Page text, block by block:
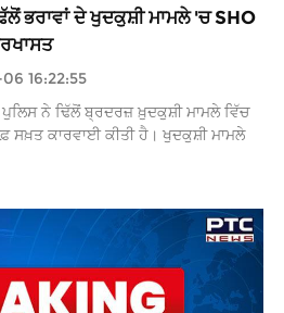
ਭਰਾਵਾਂ ਦੇ ਖੁਦਕੁਸ਼ੀ ਮਾਮਲੇ 'ਚ SHO
16:22:55
ਨੇ ਢਿੱਲੋਂ ਬ੍ਰਦਰਜ਼ ਖ਼ੁਦਕੁਸ਼ੀ ਮਾਮਲੇ ਵਿੱਚ
ਸਖ਼ਤ ਕਾਰਵਾਈ ਕੀਤੀ ਹੈ। ਖੁਦਕੁਸ਼ੀ ਮਾਮਲੇ